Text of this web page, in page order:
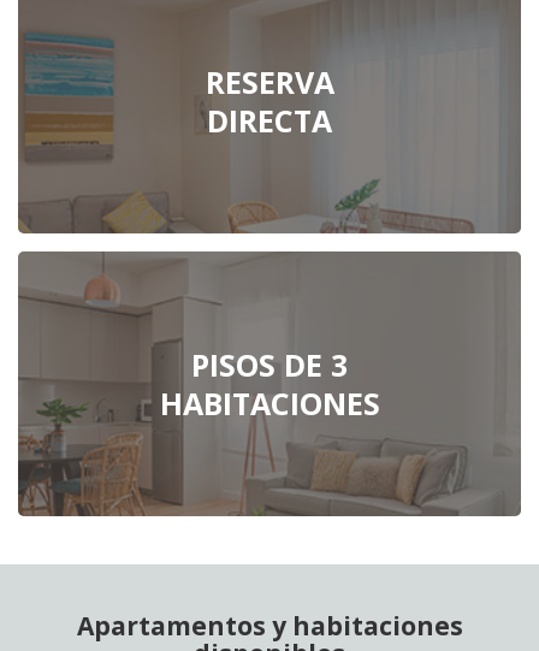
RESERVA
DIRECTA
PISOS DE 3
HABITACIONES
Apartamentos y habitaciones